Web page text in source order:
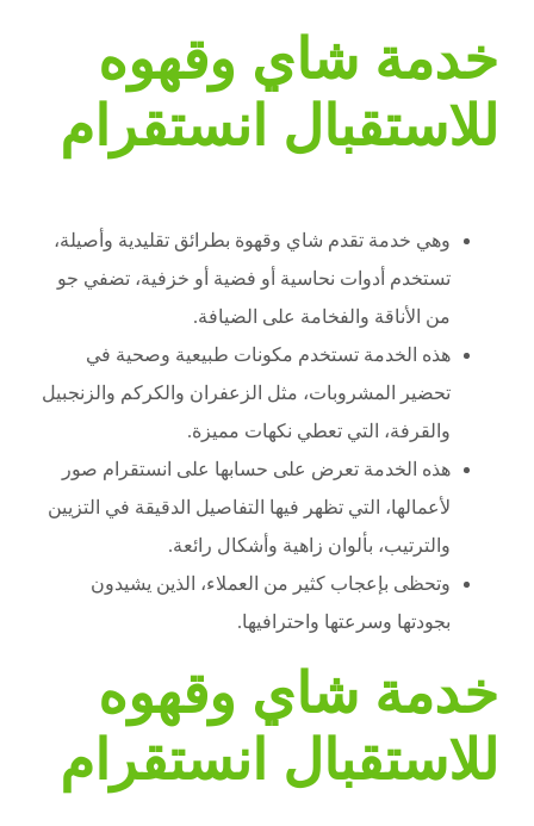
خدمة شاي وقهوه
للاستقبال انستقرام
وهي خدمة تقدم شاي وقهوة بطرائق تقليدية وأصيلة،
تستخدم أدوات نحاسية أو فضية أو خزفية، تضفي جو
من الأناقة والفخامة على الضيافة.
هذه الخدمة تستخدم مكونات طبيعية وصحية في
تحضير المشروبات، مثل الزعفران والكركم والزنجبيل
والقرفة، التي تعطي نكهات مميزة.
هذه الخدمة تعرض على حسابها على انستقرام صور
لأعمالها، التي تظهر فيها التفاصيل الدقيقة في التزيين
والترتيب، بألوان زاهية وأشكال رائعة.
وتحظى بإعجاب كثير من العملاء، الذين يشيدون
بجودتها وسرعتها واحترافيها.
خدمة شاي وقهوه
للاستقبال انستقرام